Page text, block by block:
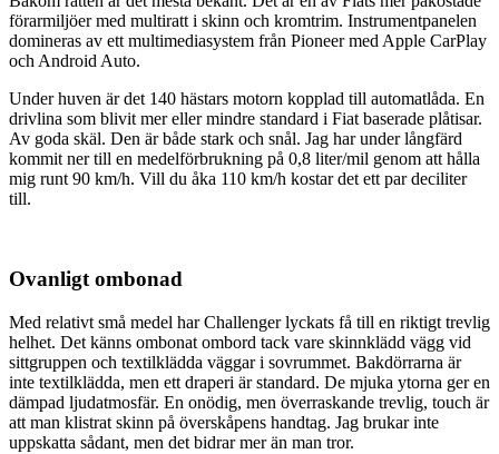
förarmiljöer med multiratt i skinn och kromtrim. Instrumentpanelen
domineras av ett multimediasystem från Pioneer med Apple CarPlay
och Android Auto.
Under huven är det 140 hästars motorn kopplad till automatlåda. En
drivlina som blivit mer eller mindre standard i Fiat baserade plåtisar.
Av goda skäl. Den är både stark och snål. Jag har under långfärd
kommit ner till en medelförbrukning på 0,8 liter/mil genom att hålla
mig runt 90 km/h. Vill du åka 110 km/h kostar det ett par deciliter
till.
Ovanligt ombonad
Med relativt små medel har Challenger lyckats få till en riktigt trevlig
helhet. Det känns ombonat ombord tack vare skinnklädd vägg vid
sittgruppen och textilklädda väggar i sovrummet. Bakdörrarna är
inte textilklädda, men ett draperi är standard. De mjuka ytorna ger en
dämpad ljudatmosfär. En onödig, men överraskande trevlig, touch är
att man klistrat skinn på överskåpens handtag. Jag brukar inte
uppskatta sådant, men det bidrar mer än man tror.